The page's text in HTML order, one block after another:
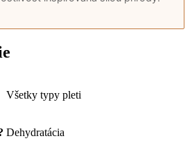
Všetky typy pleti
Dehydratácia